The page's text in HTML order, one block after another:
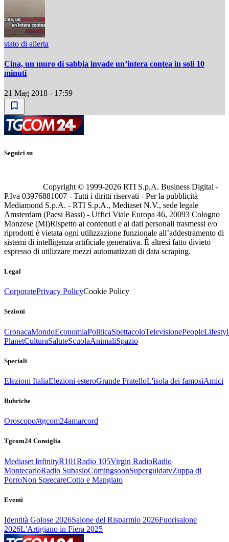
stato di allerta
Cina, un muro di sabbia invade un’intera contea in soli 10
minuti
21 Mag 2018 - 17:59
Seguici su
Copyright © 1999-2026 RTI S.p.A. Business Digital -
P.Iva 03976881007 - Tutti i diritti riservati - Per la pubblicità
Mediamond S.p.A. - RTI S.p.A., Mediaset N.V., sede legale
Amsterdam (Paesi Bassi) - Uffici Viale Europa 46, 20093 Cologno
Monzese (MI)Rispetto ai contenuti e ai dati personali trasmessi e/o
riprodotti è vietata ogni utilizzazione funzionale all’addestramento di
sistemi di intelligenza artificiale generativa. È altresì fatto divieto
espresso di utilizzare mezzi automatizzati di data scraping.
Legal
CorporatePrivacy PolicyCookie Policy
Sezioni
CronacaMondoEconomiaPoliticaSpettacoloTelevisionePeople
PlanetCulturaSaluteScuolaAnimaliSpazio
Speciali
Elezioni ItaliaElezioni esteroGrande FratelloL'isola dei famosiAmici
Rubriche
Oroscopo#tgcom24amarcord
Tgcom24 Consiglia
Mediaset InfinityR101Radio 105Virgin RadioRadio
MontecarloRadio SubasioComingsoonSuperguidatvZuppa di
PorroNon SprecareCotto e Mangiato
Eventi
Identità Golose 2026Salone del Risparmio 2026Fuorisalone
2026L'Artigiano in Fiera 2025